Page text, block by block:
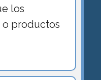
los
o productos